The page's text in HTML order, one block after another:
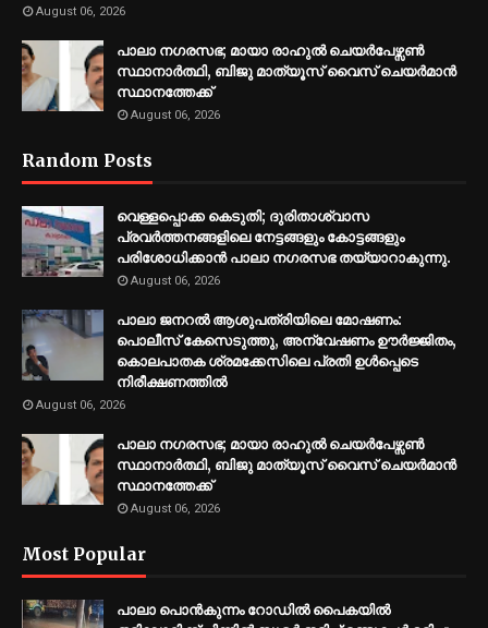
August 06, 2026
പാലാ നഗരസഭ; മായാ രാഹുല്‍ ചെയര്‍പേഴ്സണ്‍
സ്ഥാനാര്‍ത്ഥി, ബിജു മാത്യൂസ് വൈസ് ചെയര്‍മാന്‍
സ്ഥാനത്തേക്ക്
August 06, 2026
Random Posts
വെള്ളപ്പൊക്ക കെടുതി; ദുരിതാശ്വാസ
പ്രവര്‍ത്തനങ്ങളിലെ നേട്ടങ്ങളും കോട്ടങ്ങളും
പരിശോധിക്കാന്‍ പാലാ നഗരസഭ തയ്യാറാകുന്നു.
August 06, 2026
പാലാ ജനറല്‍ ആശുപത്രിയിലെ മോഷണം:
പൊലീസ് കേസെടുത്തു, അന്വേഷണം ഊര്‍ജ്ജിതം,
കൊലപാതക ശ്രമക്കേസിലെ പ്രതി ഉള്‍പ്പെടെ
നിരീക്ഷണത്തില്‍
August 06, 2026
പാലാ നഗരസഭ; മായാ രാഹുല്‍ ചെയര്‍പേഴ്സണ്‍
സ്ഥാനാര്‍ത്ഥി, ബിജു മാത്യൂസ് വൈസ് ചെയര്‍മാന്‍
സ്ഥാനത്തേക്ക്
August 06, 2026
Most Popular
പാലാ പൊൻകുന്നം റോഡിൽ പൈകയിൽ